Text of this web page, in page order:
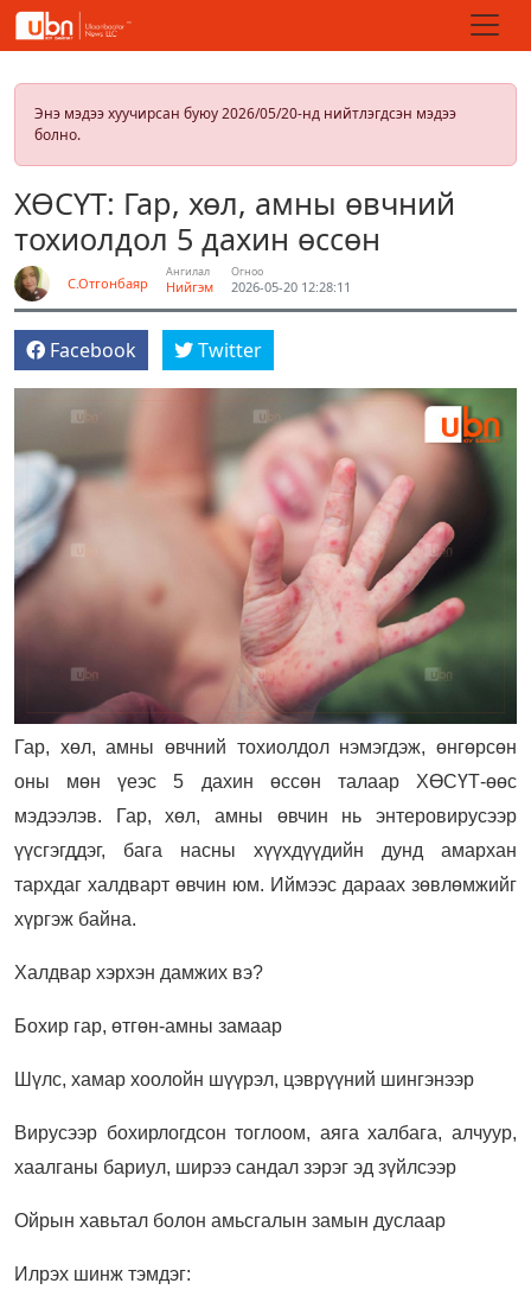
Энэ мэдээ хуучирсан буюу 2026/05/20-нд нийтлэгдсэн мэдээ
болно.
ХӨСҮТ: Гар, хөл, амны өвчний
тохиолдол 5 дахин өссөн
С.Отгонбаяр
Ангилал
Нийгэм
Огноо
2026-05-20 12:28:11
Facebook Twitter
Гар, хөл, амны өвчний тохиолдол нэмэгдэж, өнгөрсөн
оны мөн үеэс 5 дахин өссөн талаар ХӨСҮТ-өөс
мэдээлэв.
Гар, хөл, амны өвчин нь энтеровирусээр
үүсгэгддэг, бага насны хүүхдүүдийн дунд амархан
тархдаг халдварт өвчин юм. Иймээс дараах зөвлөмжийг
хүргэж байна.
Халдвар хэрхэн дамжих вэ?
Бохир гар, өтгөн-амны замаар
Шүлс, хамар хоолойн шүүрэл, цэврүүний шингэнээр
Вирусээр бохирлогдсон тоглоом, аяга халбага, алчуур,
хаалганы бариул, ширээ сандал зэрэг эд зүйлсээр
Ойрын хавьтал болон амьсгалын замын дуслаар
Илрэх шинж тэмдэг: